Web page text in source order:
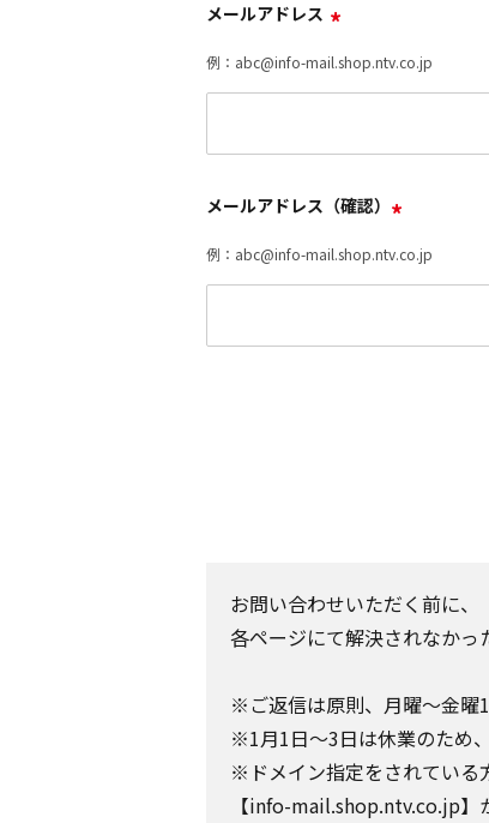
メールアドレス *
例：abc@info-mail.shop.ntv.co.jp
メールアドレス（確認） *
例：abc@info-mail.shop.ntv.co.jp
お問い合わせいただく前に、
各ページにて解決されなか
※ご返信は原則、月曜～金曜
※1月1日～3日は休業のため
※ドメイン指定をされてい
【info-mail.shop.ntv.co.jp】